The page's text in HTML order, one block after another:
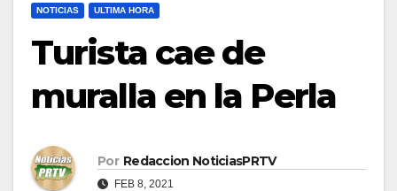
NOTICIAS ULTIMA HORA
Turista cae de
muralla en la Perla
Por Redaccion NoticiasPRTV
FEB 8, 2021